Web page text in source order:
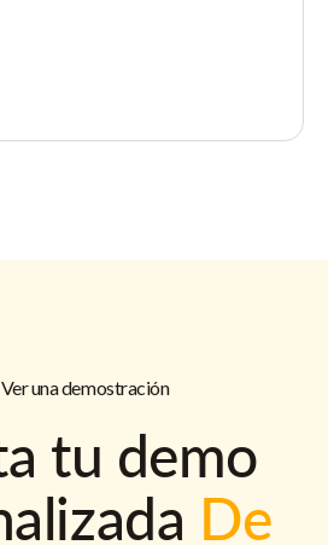
Ver una demostración
tu demo
De